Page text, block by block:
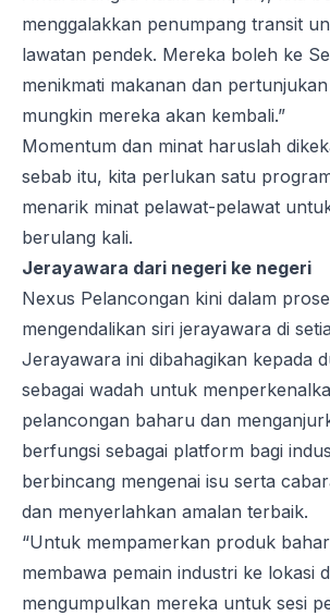
menggalakkan penumpang transit
lawatan pendek. Mereka boleh ke
menikmati makanan dan
mungkin mereka akan kembali.”
Momentum dan minat haruslah
sebab itu, kita perlukan satu
menarik minat pelawat-pelawat
berulang kali.
Jerayawara dari negeri ke negeri
Nexus Pelancongan kini dalam
mengendalikan siri jerayawara di
Jerayawara ini dibahagikan kepada
sebagai wadah untuk
pelancongan baharu dan
berfungsi sebagai platform bagi
berbincang mengenai isu serta
dan menyerlahkan amalan terbaik.
“Untuk mempamerkan produk
membawa pemain industri ke lokasi
mengumpulkan mereka untuk sesi